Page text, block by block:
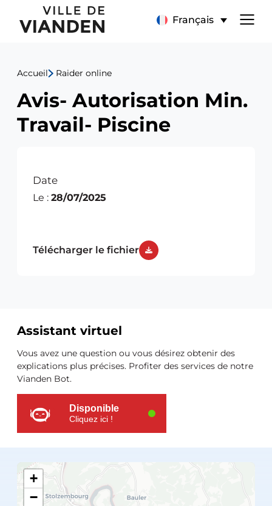
Avis-
Autorisation
Min.
Travail-
Piscine
Français
Menu
navigation
principal
Accueil Raider online
Avis- Autorisation Min.
Travail- Piscine
Date
Le : 28/07/2025
Télécharger le fichier
Ressources
supplémentaires
Assistant virtuel
Vous avez une question ou vous désirez obtenir des
explications plus précises. Profiter des services de notre
Vianden Bot.
Disponible
Cliquez ici !
+
−